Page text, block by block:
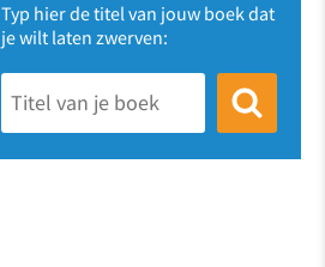
Typ hier de titel van jouw boek dat
je wilt laten zwerven: